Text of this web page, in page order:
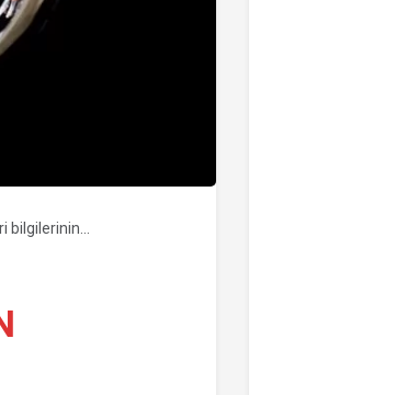
bilgilerinin